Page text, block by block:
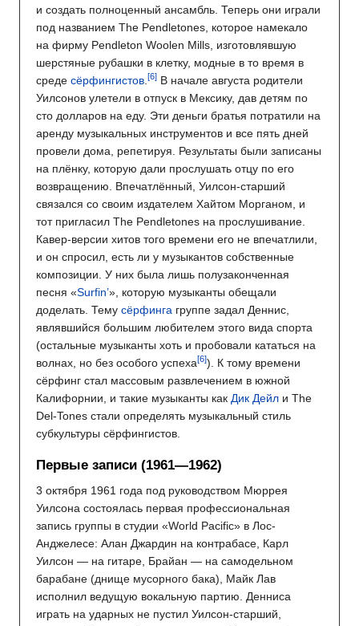
и создать полноценный ансамбль. Теперь они играли
под названием The Pendletones, которое намекало
на фирму Pendleton Woolen Mills, изготовлявшую
шерстяные рубашки в клетку, модные в то время в
среде сёрфингистов
В начале августа родители
Уилсонов улетели в отпуск в Мексику, дав детям по
сто долларов на еду. Эти деньги братья потратили на
аренду музыкальных инструментов и все пять дней
провели дома, репетируя. Результаты были записаны
на плёнку, которую дали прослушать отцу по его
возвращению. Впечатлённый, Уилсон-старший
связался со своим издателем Хайтом Морганом, и
тот пригласил The Pendletones на прослушивание.
Кавер-версии хитов того времени его не впечатлили,
и он спросил, есть ли у музыкантов собственные
композиции. У них была лишь полузаконченная
песня «Surfin’», которую музыканты обещали
доделать. Тему сёрфинга группе задал Деннис,
являвшийся большим любителем этого вида спорта
(остальные музыканты хоть и пробовали кататься на
волнах, но без особого успеха
). К тому времени
сёрфинг стал массовым развлечением в южной
Калифорнии, и такие музыканты как Дик Дейл и The
Del-Tones стали определять музыкальный стиль
субкультуры сёрфингистов.
Первые записи (1961—1962)
3 октября 1961 года под руководством Мюррея
Уилсона состоялась первая профессиональная
запись группы в студии «World Pacific» в Лос-
Анджелесе: Алан Джардин на контрабасе, Карл
Уилсон — на гитаре, Брайан — на самодельном
барабане (днище мусорного бака), Майк Лав
исполнил ведущую вокальную партию. Денниса
играть на ударных не пустил Уилсон-старший,